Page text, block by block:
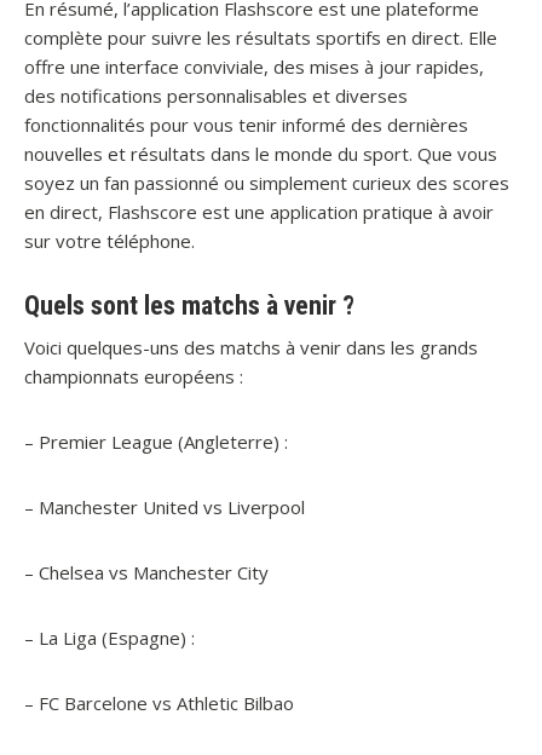
En résumé, l’application Flashscore est une plateforme
complète pour suivre les résultats sportifs en direct. Elle
offre une interface conviviale, des mises à jour rapides,
des notifications personnalisables et diverses
fonctionnalités pour vous tenir informé des dernières
nouvelles et résultats dans le monde du sport. Que vous
soyez un fan passionné ou simplement curieux des scores
en direct, Flashscore est une application pratique à avoir
sur votre téléphone.
Quels sont les matchs à venir ?
Voici quelques-uns des matchs à venir dans les grands
championnats européens :
– Premier League (Angleterre) :
– Manchester United vs Liverpool
– Chelsea vs Manchester City
– La Liga (Espagne) :
– FC Barcelone vs Athletic Bilbao